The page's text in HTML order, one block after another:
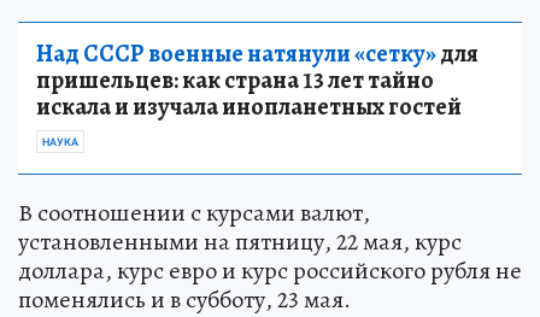
Над СССР военные натянули «сетку»для
пришельцев: как страна 13 лет тайно
искала и изучала инопланетных гостей
НАУКА
В соотношении с курсами валют,
установленными на пятницу, 22 мая, курс
доллара, курс евро и курс российского рубля не
поменялись и в субботу, 23 мая.